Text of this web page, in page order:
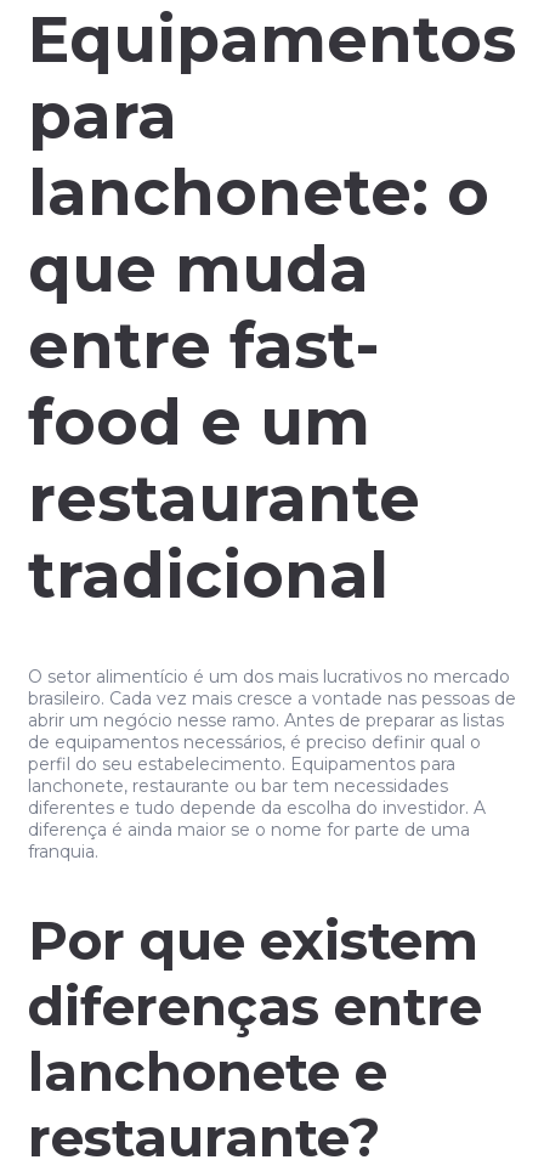
Equipamentos
para
lanchonete: o
que muda
entre fast-
food e um
restaurante
tradicional
O setor alimentício é um dos mais lucrativos no mercado
brasileiro. Cada vez mais cresce a vontade nas pessoas de
abrir um negócio nesse ramo. Antes de preparar as listas
de equipamentos necessários, é preciso definir qual o
perfil do seu estabelecimento. Equipamentos para
lanchonete, restaurante ou bar tem necessidades
diferentes e tudo depende da escolha do investidor. A
diferença é ainda maior se o nome for parte de uma
franquia.
Por que existem
diferenças entre
lanchonete e
restaurante?